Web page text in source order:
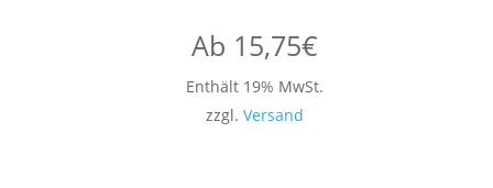
Ab 15,75€
Enthält 19% MwSt.
zzgl. Versand